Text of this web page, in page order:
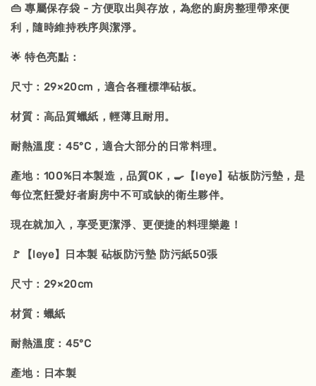
👜 專屬保存袋 - 方便取出與存放，為您的廚房整理帶來便
利，隨時維持秩序與潔淨。
🌟 特色亮點：
尺寸：29×20cm，適合各種標準砧板。
材質：高品質蠟紙，輕薄且耐用。
耐熱溫度：45°C，適合大部分的日常料理。
產地：100%日本製造，品質OK，🍳【leye】砧板防污墊，是
每位烹飪愛好者廚房中不可或缺的衛生夥伴。
現在就加入，享受更潔淨、更便捷的料理樂趣！
🚩【leye】日本製 砧板防污墊 防污紙50張
尺寸：29×20cm
材質：蠟紙
耐熱溫度：45°C
產地：日本製